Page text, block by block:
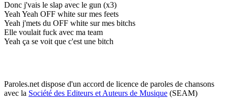
Donc j'vais le slap avec le gun (x3)
Yeah Yeah OFF white sur mes feets
Yeah j'mets du OFF white sur mes bitchs
Elle voulait fuck avec ma team
Yeah ça se voit que c'est une bitch
Paroles.net dispose d'un accord de licence de paroles de chansons
avec la Société des Editeurs et Auteurs de Musique (SEAM)